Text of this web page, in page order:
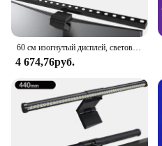
60 см изогнутый дисплей, световая панель RGB, атмосферный подвесной светильник, светодиодный светильник для защиты глаз с таймером, лампа с бесконечной затемнением
4 674,76руб.